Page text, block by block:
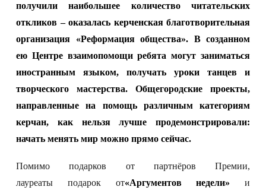
получили наибольшее количество читательских
откликов – оказалась керченская благотворительная
организация «Реформация общества». В созданном
ею Центре взаимопомощи ребята могут заниматься
иностранным языком, получать уроки танцев и
творческого мастерства. Общегородские проекты,
направленные на помощь различным категориям
керчан, как нельзя лучше продемонстрировали:
начать менять мир можно прямо сейчас.
Помимо подарков от партнёров Премии,
лауреаты подарок от«Аргументов недели» и